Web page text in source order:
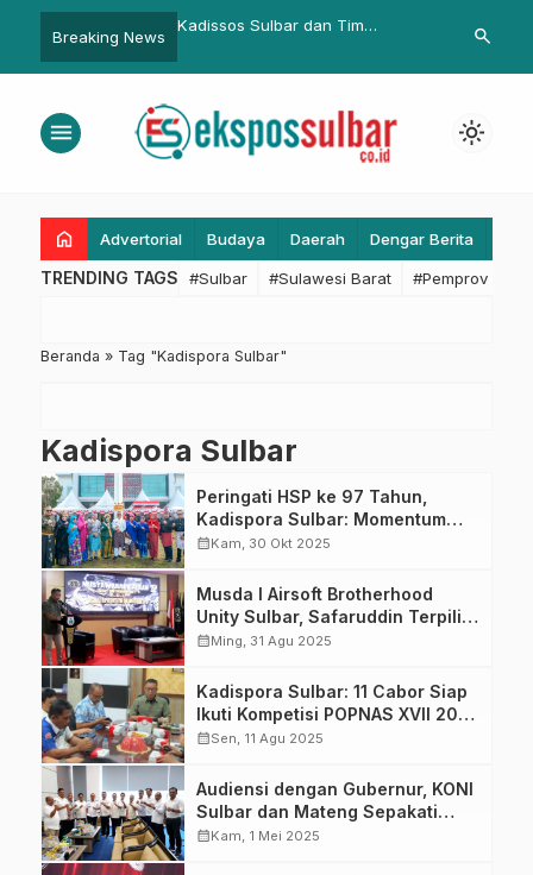
Breaking News
Yatim dalam Doa
Kondusif
Kadissos Sulbar dan Tim
Penanganan Kemiskinan Ekstrem
Bupati
search
menu light_mode
home Advertorial Budaya Daerah Dengar Berita
TRENDING TAGS #Sulbar #Sulawesi Barat #Pemprov
Beranda » Tag "Kadispora Sulbar"
Kadispora Sulbar
Peringati HSP ke 97 Tahun,
Kadispora Sulbar: Momentum
Pemuda Berinovasi dan Bergerak
calendar_monthKam, 30 Okt 2025
Musda I Airsoft Brotherhood
Unity Sulbar, Safaruddin Terpilih
Jadi Ketua
calendar_monthMing, 31 Agu 2025
Kadispora Sulbar: 11 Cabor Siap
Ikuti Kompetisi POPNAS XVII 2025
di Jakarta
calendar_monthSen, 11 Agu 2025
Audiensi dengan Gubernur, KONI
Sulbar dan Mateng Sepakati
Porprov V Diundur ke 2027
calendar_monthKam, 1 Mei 2025